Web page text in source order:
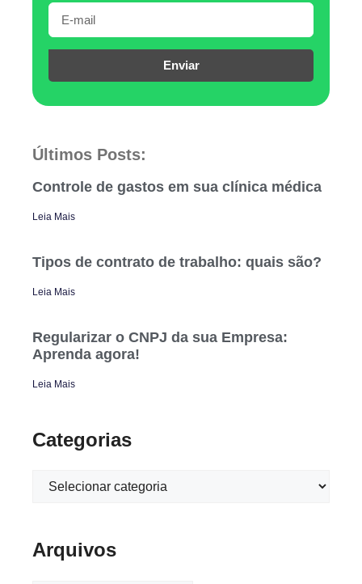
Enviar
Últimos Posts:
Controle de gastos em sua clínica médica
Leia Mais
Tipos de contrato de trabalho: quais são?
Leia Mais
Regularizar o CNPJ da sua Empresa:
Aprenda agora!
Leia Mais
Categorias
Arquivos